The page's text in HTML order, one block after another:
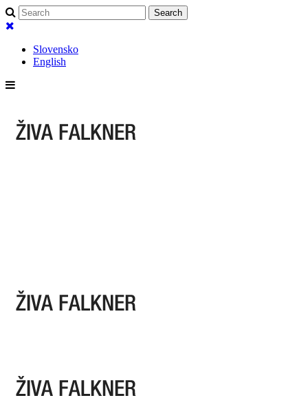
Slovensko
English